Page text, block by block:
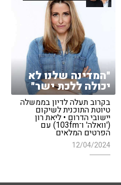
"המדינה שלנו לא
יכולה ללכת ישר"
בקרוב תעלה לדיון בממשלה
טיוטת התוכנית לשיקום
יישובי הדרום • ליאת רון
('וואלה' ו־103fm) עם
הפרטים המלאים
12/04/2024